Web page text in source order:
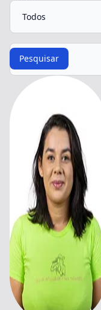
Procurar
Pesquisar